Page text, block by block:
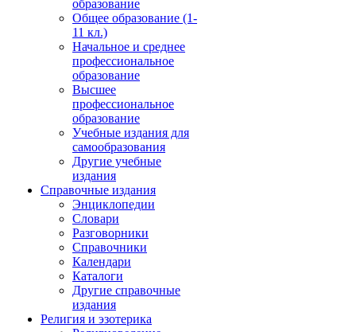
образование
Общее образование (1-
11 кл.)
Начальное и среднее
профессиональное
образование
Высшее
профессиональное
образование
Учебные издания для
самообразования
Другие учебные
издания
Справочные издания
Энциклопедии
Словари
Разговорники
Справочники
Календари
Каталоги
Другие справочные
издания
Религия и эзотерика